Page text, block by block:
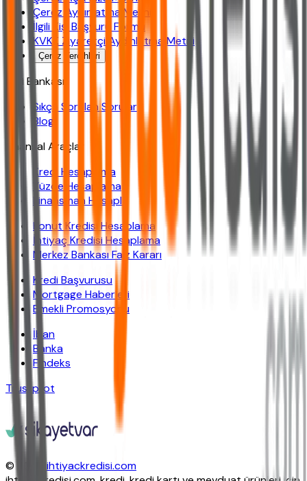
Çerez Aydınlatma Metni
İlgili Kişi Başvuru Formu
KVKK Ziyaretçi Aydınlatma Metni
Çerez Tercihleri
Bilgi Bankası
Sıkça Sorulan Sorular
Blog
Finansal Araçlar
Kredi Hesaplama
Yüzde Hesaplama
Finansman Hesapla
Konut Kredisi Hesaplama
İhtiyaç Kredisi Hesaplama
Merkez Bankası Faiz Kararı
Kredi Başvurusu
Mortgage Haberleri
Emekli Promosyonu
İban
Banka
Findeks
Trustpilot
© 2026
ihtiyackredisi.com